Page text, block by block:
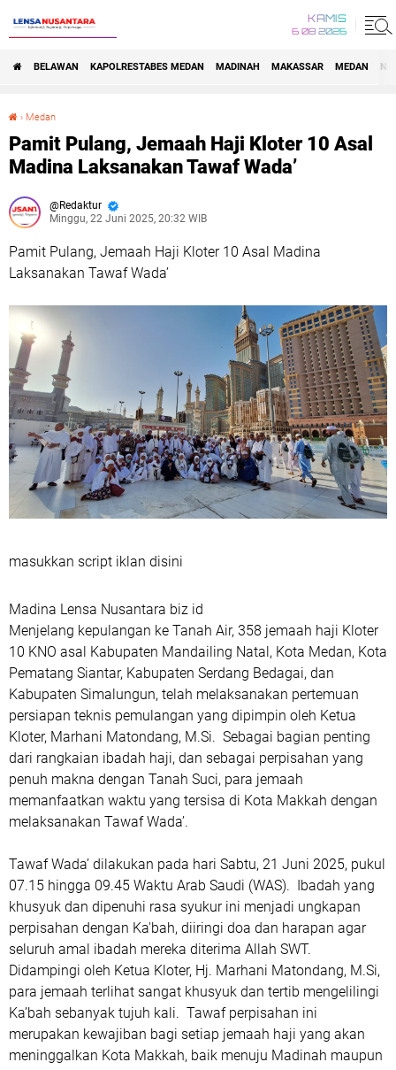
KAMIS
6 08 2026
BELAWAN KAPOLRESTABES MEDAN MADINAH MAKASSAR MEDAN
› Medan
Pamit Pulang, Jemaah Haji Kloter 10 Asal
Madina Laksanakan Tawaf Wada’
Redaktur
Minggu, 22 Juni 2025, 20:32 WIB
Pamit Pulang, Jemaah Haji Kloter 10 Asal Madina
Laksanakan Tawaf Wada’
masukkan script iklan disini
Madina Lensa Nusantara biz id
Menjelang kepulangan ke Tanah Air, 358 jemaah haji Kloter
10 KNO asal Kabupaten Mandailing Natal, Kota Medan, Kota
Pematang Siantar, Kabupaten Serdang Bedagai, dan
Kabupaten Simalungun, telah melaksanakan pertemuan
persiapan teknis pemulangan yang dipimpin oleh Ketua
Kloter, Marhani Matondang, M.Si. Sebagai bagian penting
dari rangkaian ibadah haji, dan sebagai perpisahan yang
penuh makna dengan Tanah Suci, para jemaah
memanfaatkan waktu yang tersisa di Kota Makkah dengan
melaksanakan Tawaf Wada’.
Tawaf Wada’ dilakukan pada hari Sabtu, 21 Juni 2025, pukul
07.15 hingga 09.45 Waktu Arab Saudi (WAS). Ibadah yang
khusyuk dan dipenuhi rasa syukur ini menjadi ungkapan
perpisahan dengan Ka'bah, diiringi doa dan harapan agar
seluruh amal ibadah mereka diterima Allah SWT.
Didampingi oleh Ketua Kloter, Hj. Marhani Matondang, M.Si,
para jemaah terlihat sangat khusyuk dan tertib mengelilingi
Ka’bah sebanyak tujuh kali. Tawaf perpisahan ini
merupakan kewajiban bagi setiap jemaah haji yang akan
meninggalkan Kota Makkah, baik menuju Madinah maupun